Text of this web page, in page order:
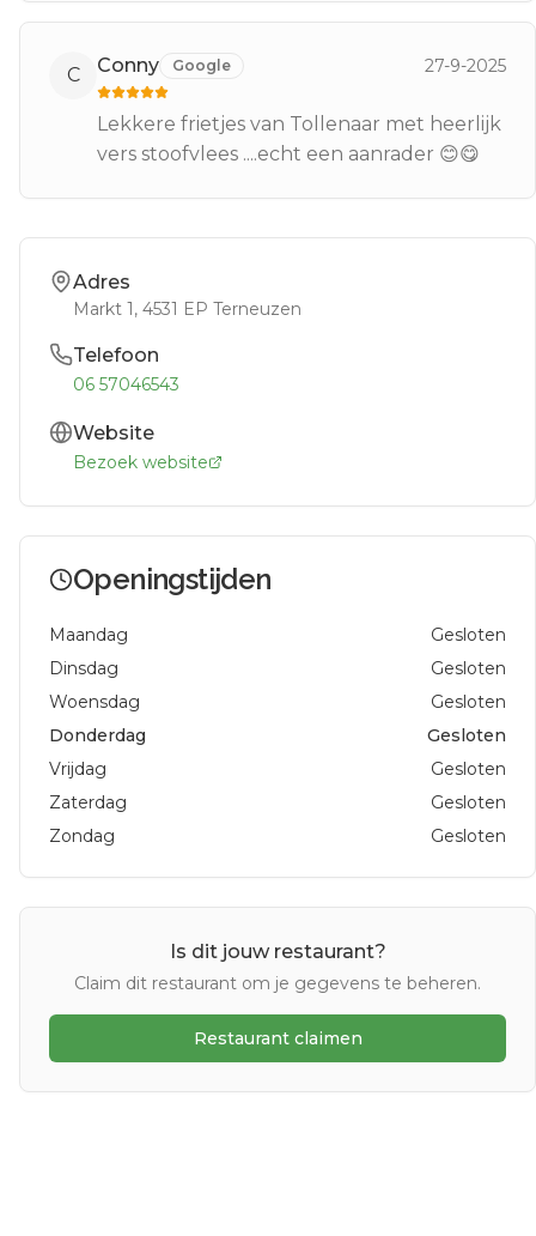
C Conny Google 27-9-2025
Lekkere frietjes van Tollenaar met heerlijk
vers stoofvlees ....echt een aanrader 😊😋
Adres
Markt 1, 4531 EP Terneuzen
Telefoon
06 57046543
Website
Bezoek website
Openingstijden
Maandag
Gesloten
Dinsdag
Gesloten
Woensdag
Gesloten
Donderdag
Gesloten
Vrijdag
Gesloten
Zaterdag
Gesloten
Zondag
Gesloten
Is dit jouw restaurant?
Claim dit restaurant om je gegevens te beheren.
Restaurant claimen